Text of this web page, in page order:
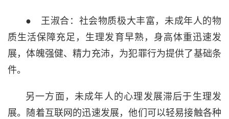
● 王淑合：社会物质极大丰富，未成年人的物
质生活保障充足，生理发育早熟，身高体重迅速发
展，体魄强健、精力充沛，为犯罪行为提供了基础条
件。
另一方面，未成年人的心理发展滞后于生理发
展。随着互联网的迅速发展，他们可以轻易接触各种